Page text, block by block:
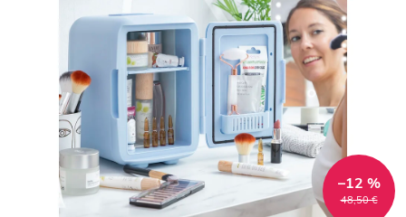
48,50 €
–12 %